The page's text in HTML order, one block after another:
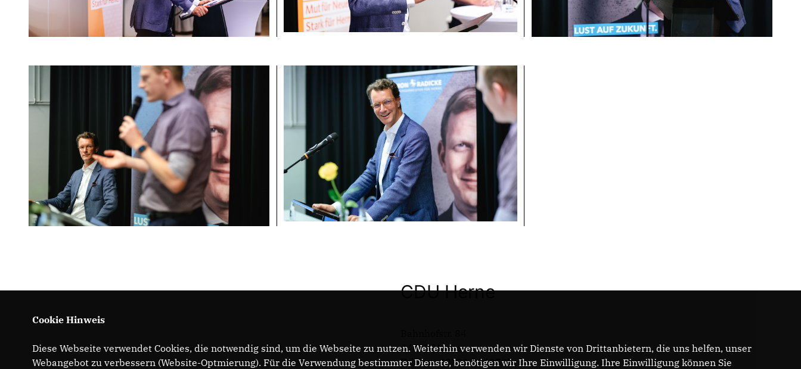
CDU Herne
44623 Herne
Telefon: 02323 2043737
Cookie Hinweis
Diese Webseite verwendet Cookies, die notwendig sind, um die Webseite zu nutzen. Weiterhin verwenden wir Dienste von Drittanbietern, die uns helfen, unser
Webangebot zu verbessern (Website-Optmierung). Für die Verwendung bestimmter Dienste, benötigen wir Ihre Einwilligung. Ihre Einwilligung können Sie